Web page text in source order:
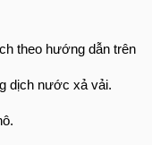
theo hướng dẫn trên
dịch nước xả vải.